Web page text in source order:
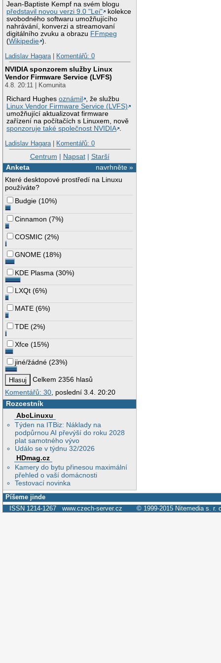
Jean-Baptiste Kempf na svém blogu
představil novou verzi 9.0 "Lei"
kolekce
svobodného softwaru umožňujícího
nahrávání, konverzi a streamovaní
digitálního zvuku a obrazu FFmpeg
(Wikipedie ).
Ladislav Hagara| Komentářů: 0
NVIDIA sponzorem služby Linux
Vendor Firmware Service (LVFS)
4.8. 20:11 | Komunita
Richard Hughesoznámil
, že službu
Linux Vendor Firmware Service (LVFS)
umožňující aktualizovat firmware
zařízení na počítačích s Linuxem, nově
sponzoruje také společnost NVIDIA .
Ladislav Hagara| Komentářů: 0
Centrum | Napsat| Starší
navrhněte »
Anketa
Které desktopové prostředí na Linuxu
používáte?
Budgie (10%)
Cinnamon (7%)
COSMIC (2%)
GNOME (18%)
KDE Plasma (30%)
LXQt (6%)
MATE (6%)
TDE (2%)
Xfce (15%)
jiné/žádné (23%)
Celkem 2356 hlasů
Komentářů: 30 , poslední 3.4. 20:20
Rozcestník
AbcLinuxu
Týden na ITBiz: Náklady na
podpůrnou AI převýší do roku 2028
plat samotného vývo
Událo se v týdnu 32/2026
HDmag.cz
Kamery do bytu přinesou maximální
přehled o vaší domácnosti
Testovací novinka
Píšeme jinde
ISSN 1214-1267 www.czech-server.cz © 1999-2015 Nitemedia s. r.